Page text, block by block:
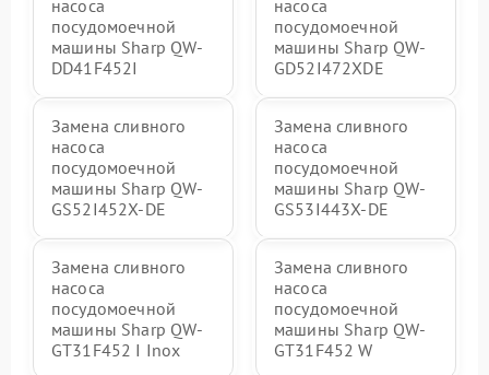
насоса
посудомоечной
машины Sharp QW-
DD41F452I
насоса
посудомоечной
машины Sharp QW-
GD52I472XDE
Замена сливного
насоса
посудомоечной
машины Sharp QW-
GS52I452X-DE
Замена сливного
насоса
посудомоечной
машины Sharp QW-
GS53I443X-DE
Замена сливного
насоса
посудомоечной
машины Sharp QW-
GT31F452 I Inox
Замена сливного
насоса
посудомоечной
машины Sharp QW-
GT31F452 W